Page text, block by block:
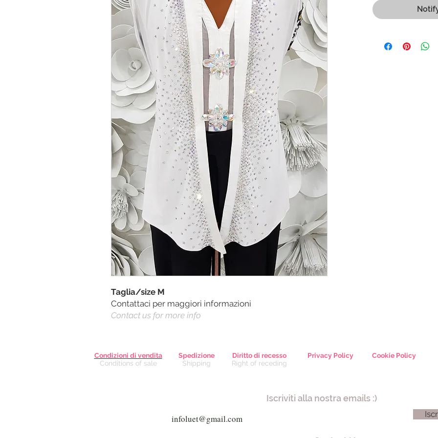
Taglia/size M
Contattaci per maggiori informazioni
Contact us for more info
Condizioni di vendita
Conditions of sale
Spedizione
Shipping
Diritto di recesso
Right of receding
Privacy Policy Cookie Policy
Iscriviti alla nostra emails :)